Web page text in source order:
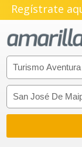
Regístrate